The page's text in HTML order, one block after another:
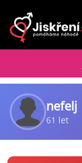
nefelj
61 let